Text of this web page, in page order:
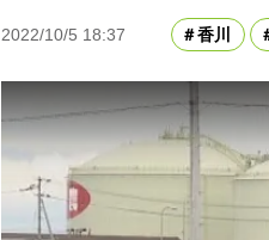
2022/10/5 18:37 香川